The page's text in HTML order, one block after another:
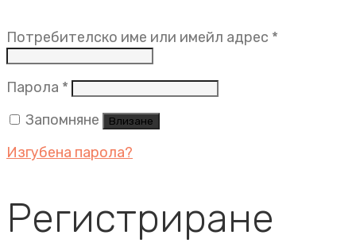
Потребителско име или имейл адрес *
Парола * Задължително
Запомняне
Влизане
Изгубена парола?
Регистриране